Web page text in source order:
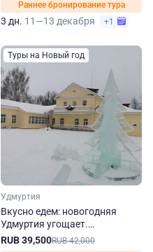
Раннее бронирование тура
3 дн. 11—13 декабря +1
Туры на Новый год
Удмуртия
Вкусно едем: новогодняя
Удмуртия угощает.
Сокращенная программа
RUB 39,500RUB 42,000